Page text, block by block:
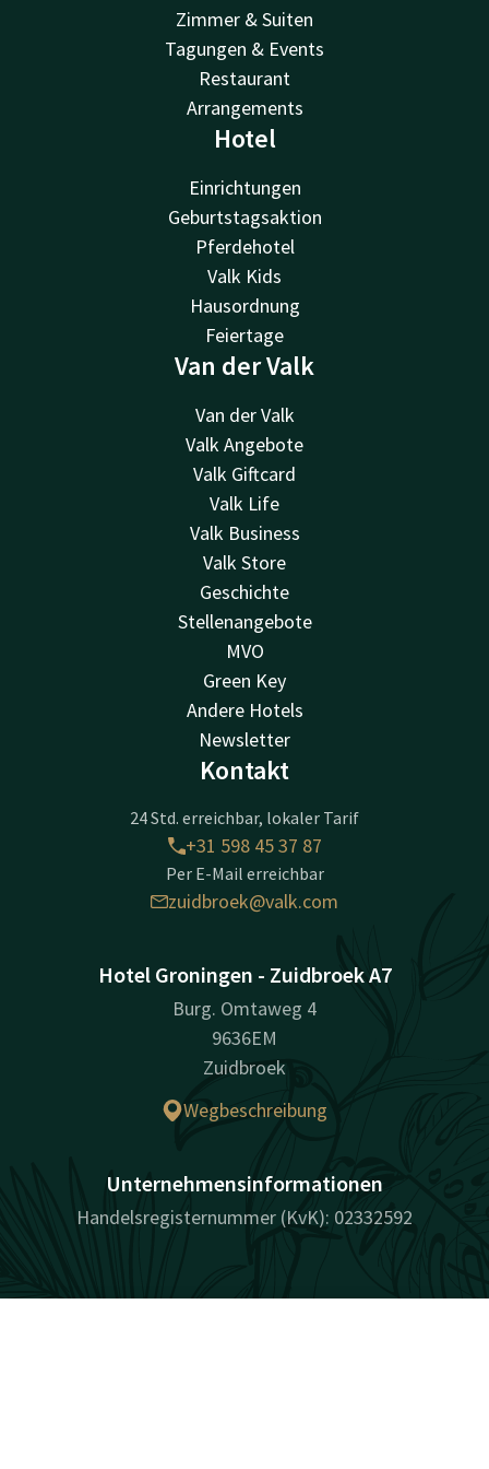
Zimmer & Suiten
Tagungen & Events
Restaurant
Arrangements
Hotel
Einrichtungen
Geburtstagsaktion
Pferdehotel
Valk Kids
Hausordnung
Feiertage
Van der Valk
Van der Valk
Valk Angebote
Valk Giftcard
Valk Life
Valk Business
Valk Store
Geschichte
Stellenangebote
MVO
Green Key
Andere Hotels
Newsletter
Kontakt
24 Std. erreichbar, lokaler Tarif
+31 598 45 37 87
Per E-Mail erreichbar
zuidbroek@valk.com
Hotel Groningen - Zuidbroek A7
Burg. Omtaweg 4
9636EM
Zuidbroek
Wegbeschreibung
Unternehmensinformationen
Handelsregisternummer (KvK): 02332592